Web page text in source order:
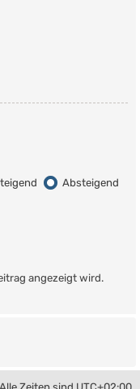
Absteigend
angezeigt wird.